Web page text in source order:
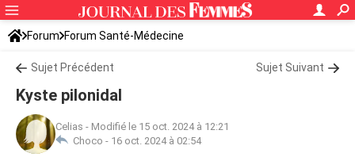
Forum Forum Santé-Médecine
Symptômes et maladies courantes
Sujet Précédent Sujet Suivant
Kyste pilonidal
Celias - Modifié le 15 oct. 2024 à 12:21
Choco - 16 oct. 2024 à 02:54